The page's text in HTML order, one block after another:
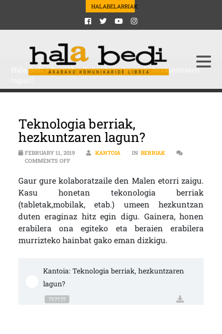
HALABELARRIAK
Hala Bedi>Berriak>Teknologia berriak, hezkuntzaren
Teknologia berriak,
hezkuntzaren lagun?
FEBRUARY 11, 2019 KANTOIA IN BERRIAK
COMMENTS OFFON TEKNOLOGIA BERRIAK, HEZKUNTZAREN LAGUN?
Gaur gure kolaboratzaile den Malen etorri zaigu.
Kasu honetan tekonologia berriak
(tabletak,mobilak, etab.) umeen hezkuntzan
duten eraginaz hitz egin digu. Gainera, honen
erabilera ona egiteko eta beraien erabilera
murrizteko hainbat gako eman dizkigu.
Kantoia: Teknologia berriak, hezkuntzaren
lagun?
??:??:??